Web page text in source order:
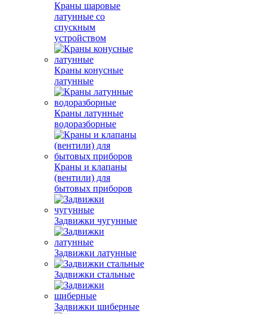
Краны шаровые
латунные со
спускным
устройством
Краны конусные
латунные
Краны латунные
водоразборные
Краны и клапаны
(вентили) для
бытовых приборов
Задвижки чугунные
Задвижки латунные
Задвижки стальные
Задвижки шиберные